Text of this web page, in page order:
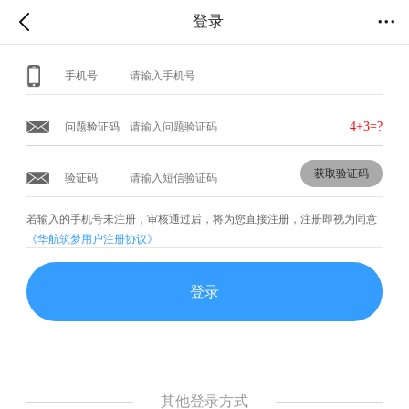
登录
手机号
问题验证码 4+3=?
验证码 获取验证码
若输入的手机号未注册，审核通过后，将为您直接注册 ，注册即视为同意
《华航筑梦用户注册协议》
登录
其他登录方式